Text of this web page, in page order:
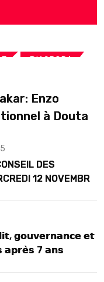
DIASPORA
Enzo
à Douta
DES
12 NOVEMBRE
𝗴𝗼𝘂𝘃𝗲𝗿𝗻𝗮𝗻𝗰𝗲 𝗲𝘁
𝗮𝗽𝗿𝗲̀𝘀 7 𝗮𝗻𝘀